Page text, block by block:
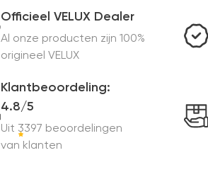
Officieel VELUX Dealer
Al onze producten zijn 100%
origineel VELUX
Klantbeoordeling:
4.8/5
Uit 3397 beoordelingen
van klanten